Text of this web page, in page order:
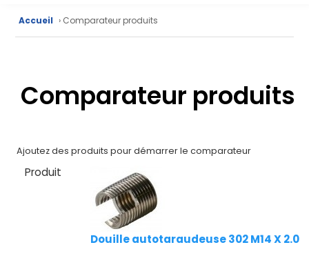
CAD/3D
marques
Fiches
techniques
Catalogue
Accueil › Comparateur produits
Comparateur produits
Ajoutez des produits pour démarrer le comparateur
Produit
Douille autotaraudeuse 302 M14 X 2.00